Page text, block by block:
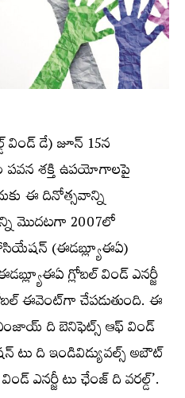
విండ్‌ డే) జూన్‌ 15న
పవన శక్తి ఉపయోగాలపై
ఈ దినోత్సవాన్ని
మొదటగా 2007లో
(ఈడబ్ల్యూఈఏ)
గ్లోబల్‌ విండ్‌ ఎనర్జీ
ఈవెంట్‌గా చేపడుతుంది. ఈ
ది బెనిఫెట్స్​‍ ఆఫ్‌ విండ్‌
టు ది ఇండివిడ్యువల్స్​‍ అబౌట్‌
ఎనర్జీ టు ఛేంజ్‌ ది వరల్డ్​‍’.